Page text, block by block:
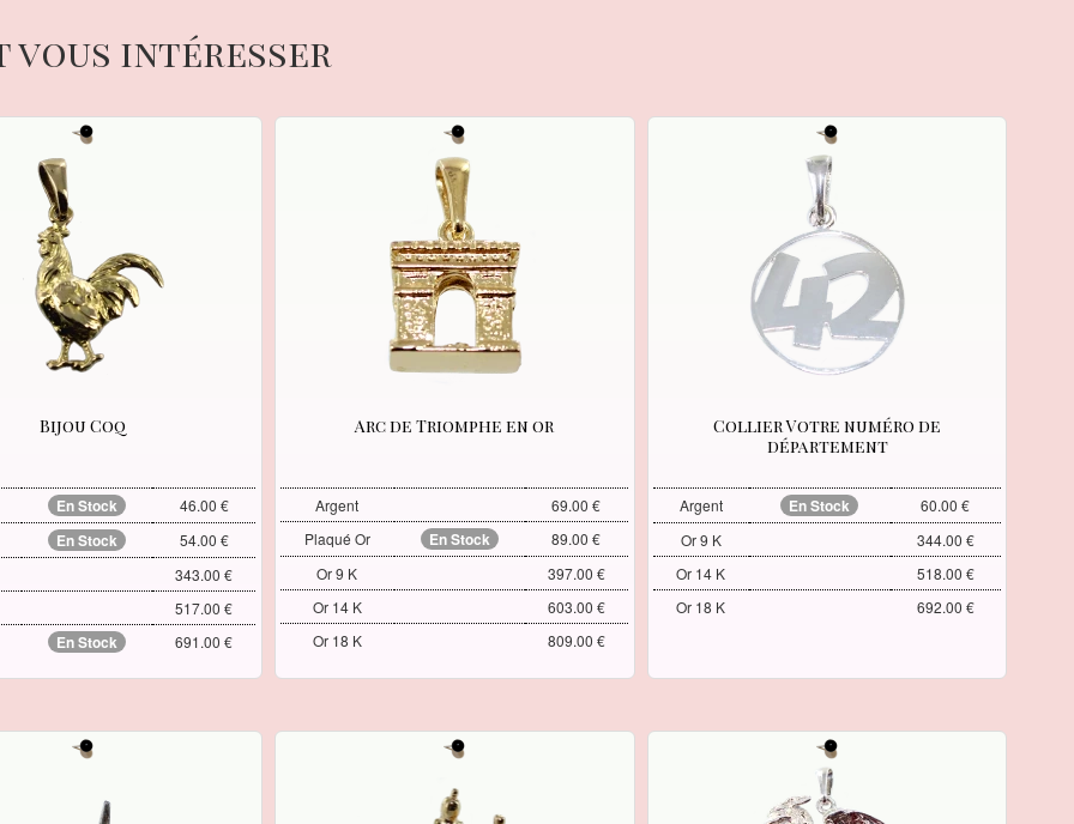
vous intéresser
Bijou Coq
En Stock 46.00 €
En Stock
54.00 €
343.00 €
517.00 €
En Stock 691.00 €
Arc de Triomphe en or
Argent
69.00 €
Plaqué Or
En Stock
89.00 €
Or 9 K
397.00 €
Or 14 K
603.00 €
Or 18 K
809.00 €
Collier Votre numéro de
département
Argent En Stock
60.00 €
Or 9 K
344.00 €
Or 14 K
518.00 €
Or 18 K
692.00 €